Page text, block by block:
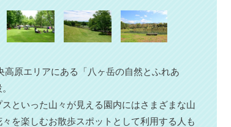
原エリアにある「八ヶ岳の自然とふれあ
といった山々が見える園内にはさまざまな山
を楽しむお散歩スポットとして利用する人も